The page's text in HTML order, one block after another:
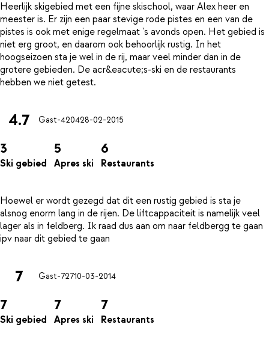
Heerlijk skigebied met een fijne skischool, waar Alex heer en
meester is. Er zijn een paar stevige rode pistes en een van de
pistes is ook met enige regelmaat 's avonds open. Het gebied is
niet erg groot, en daarom ook behoorlijk rustig. In het
hoogseizoen sta je wel in de rij, maar veel minder dan in de
grotere gebieden. De acr&eacute;s-ski en de restaurants
4.7 Gast-420428-02-2015
3
Ski gebied
5
Apres ski
6
Restaurants
Hoewel er wordt gezegd dat dit een rustig gebied is sta je
alsnog enorm lang in de rijen. De liftcappaciteit is namelijk veel
lager als in feldberg. Ik raad dus aan om naar feldbergg te gaan
7 Gast-72710-03-2014
7
Ski gebied
7
Apres ski
7
Restaurants